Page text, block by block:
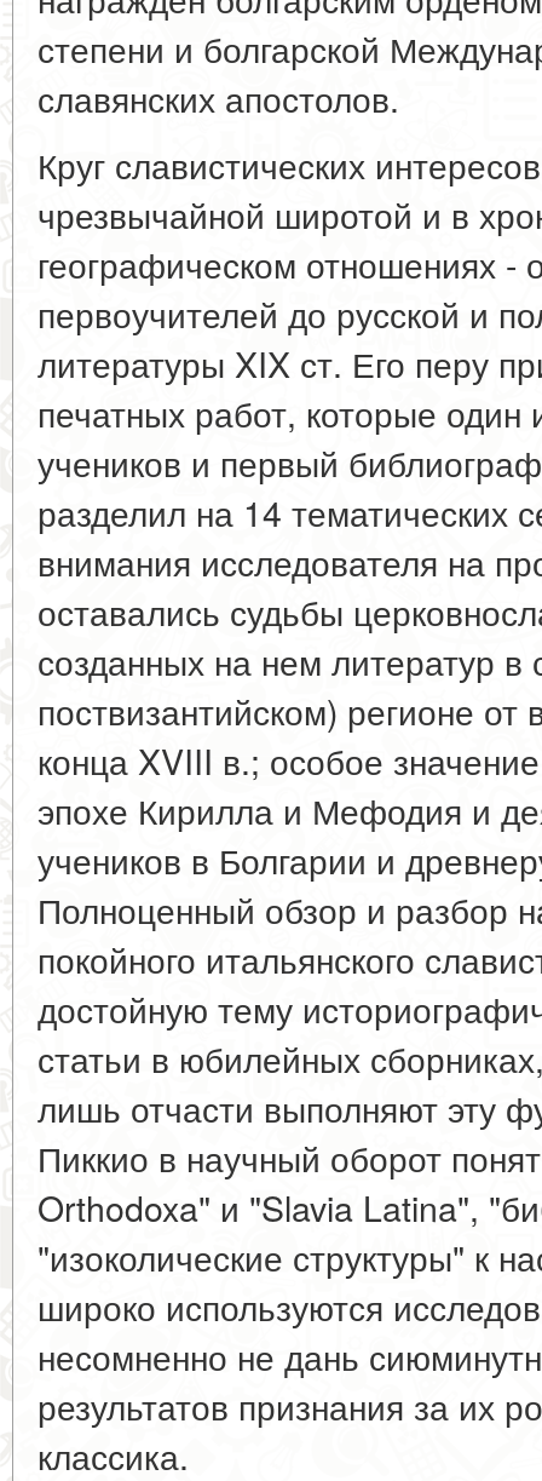
степени и болгарской
славянских апостолов.
Круг славистических
чрезвычайной широтой и в
географическом отношениях -
первоучителей до русской и
литературы XIX ст. Его перу
печатных работ, которые
учеников и первый
разделил на 14 тематических
внимания исследователя на
оставались судьбы
созданных на нем литератур в
поствизантийском) регионе
конца XVIII в.; особое
эпохе Кирилла и Мефодия и
учеников в Болгарии и
Полноценный обзор и разбор
покойного итальянского
достойную тему
статьи в юбилейных
лишь отчасти выполняют эту
Пиккио в научный оборот
Orthodoxa" и "Slavia Latina",
"изоколические структуры" к
широко используются
несомненно не дань
результатов признания за их
классика.